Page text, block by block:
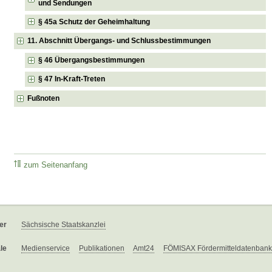
und Sendungen
§ 45a Schutz der Geheimhaltung
11. Abschnitt Übergangs- und Schlussbestimmungen
§ 46 Übergangsbestimmungen
§ 47 In-Kraft-Treten
Fußnoten
zum Seitenanfang
Sächsische Staatskanzlei
Medienservice Publikationen Amt24 FÖMISAX Fördermitteldatenbank